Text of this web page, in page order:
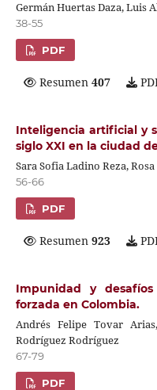
Germán Huertas Daza, Luis
38-55
PDF
Resumen 407
Inteligencia artificial y
siglo XXI en la ciudad
Sara Sofia Ladino Reza,
56-66
PDF
Resumen 923
Impunidad y
forzada en Colombia.
Andrés Felipe Tovar
Rodríguez Rodríguez
67-79
PDF